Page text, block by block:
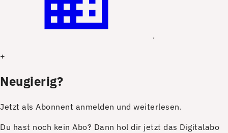
.
+
Neugierig?
Jetzt als Abonnent anmelden und weiterlesen.
Du hast noch kein Abo? Dann hol dir jetzt das Digitalabo